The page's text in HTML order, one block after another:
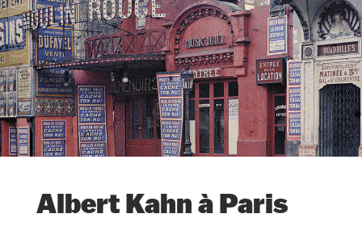
Albert Kahn à Paris